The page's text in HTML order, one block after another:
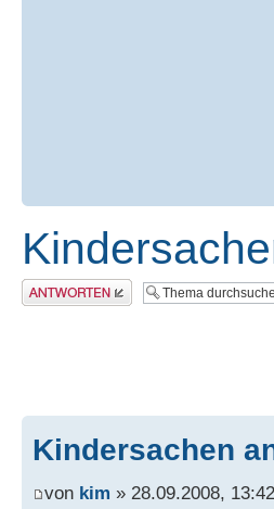
Antwort erstellen
Kindersachen
von kim » 28.09.2008, 13:42